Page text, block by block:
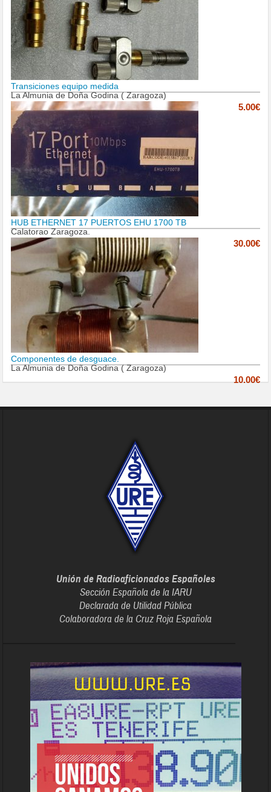
Transiciones equipo medida
La Almunia de Doña Godina ( Zaragoza)
5.00€
HUB ETHERNET 17 PUERTOS EHU 1700 TB
Calatorao Zaragoza.
30.00€
Componentes de desguace.
La Almunia de Doña Godina ( Zaragoza)
10.00€
Unión de Radioaficionados Españoles
Sección Española de la IARU
Declarada de Utilidad Pública
Colaboradora de la Cruz Roja Española